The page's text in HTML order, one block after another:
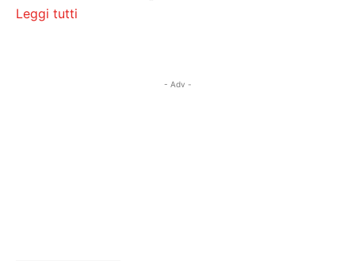
Leggi tutti
- Adv -